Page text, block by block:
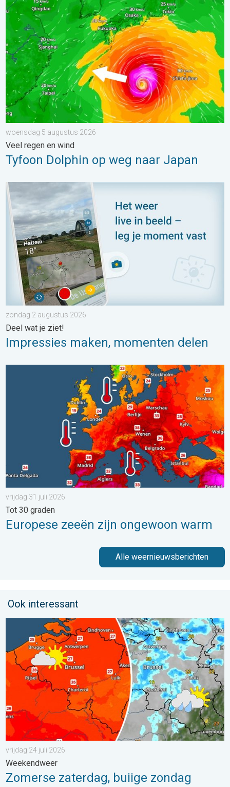
Tyfoon Dolphin op weg naar Japan. Veel regen en wind. . .
woensdag 5 augustus 2026
Veel regen en wind
Tyfoon Dolphin op weg naar Japan
Impressies maken, momenten delen. Deel wat je ziet!. . .
zondag 2 augustus 2026
Deel wat je ziet!
Impressies maken, momenten delen
Europese zeeën zijn ongewoon warm. Tot 30 graden. . .
vrijdag 31 juli 2026
Tot 30 graden
Europese zeeën zijn ongewoon warm
Alle weernieuwsberichten
Ook interessant
Zomerse zaterdag, buiige zondag. Weekendweer. . . vrijdag
vrijdag 24 juli 2026
Weekendweer
Zomerse zaterdag, buiige zondag